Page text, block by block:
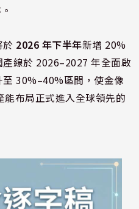
於 2026 年下半年新增 20%
線於 2026–2027 年全面啟
30%–40%區間，使金像
能布局正式進入全球領先的